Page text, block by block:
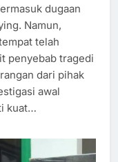
dugaan
Namun,
telah
penyebab tragedi
dari pihak
awal
kuat…